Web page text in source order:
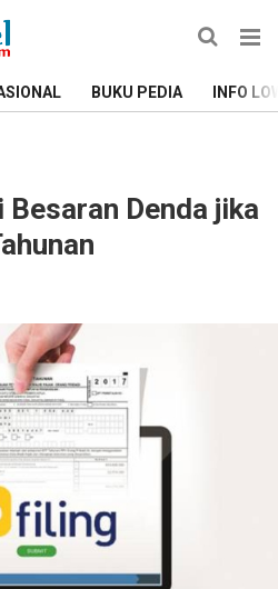
BUKU PEDIA INFO
Denda jika